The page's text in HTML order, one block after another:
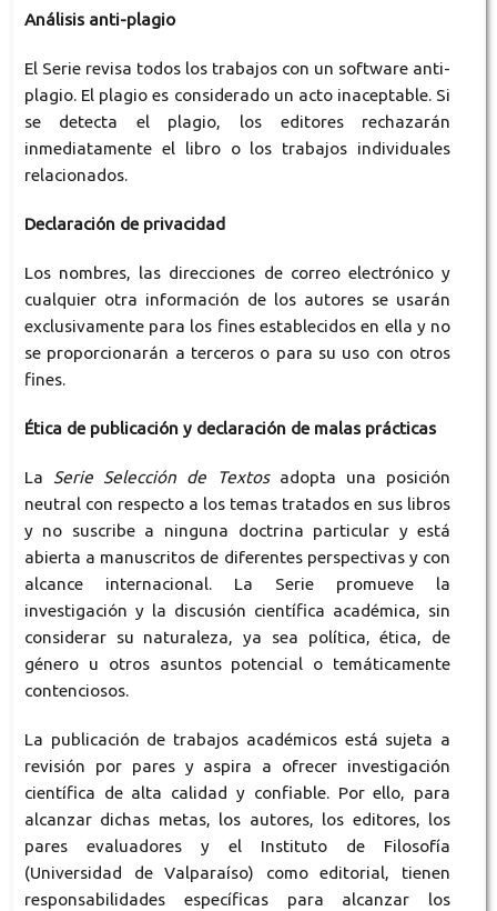
Análisis anti-plagio
El Serie revisa todos los trabajos con un software anti-
plagio. El plagio es considerado un acto inaceptable. Si
se detecta el plagio, los editores rechazarán
inmediatamente el libro o los trabajos individuales
relacionados.
Declaración de privacidad
Los nombres, las direcciones de correo electrónico y
cualquier otra información de los autores se usarán
exclusivamente para los fines establecidos en ella y no
se proporcionarán a terceros o para su uso con otros
fines.
Ética de publicación y declaración de malas prácticas
La Serie Selección de Textosadopta una posición
neutral con respecto a los temas tratados en sus libros
y no suscribe a ninguna doctrina particular y está
abierta a manuscritos de diferentes perspectivas y con
alcance internacional. La Serie promueve la
investigación y la discusión científica académica, sin
considerar su naturaleza, ya sea política, ética, de
género u otros asuntos potencial o temáticamente
contenciosos.
La publicación de trabajos académicos está sujeta a
revisión por pares y aspira a ofrecer investigación
científica de alta calidad y confiable. Por ello, para
alcanzar dichas metas, los autores, los editores, los
pares evaluadores y el Instituto de Filosofía
(Universidad de Valparaíso) como editorial, tienen
responsabilidades específicas para alcanzar los